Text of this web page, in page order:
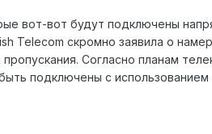
вот-вот будут подключены
Telecom скромно заявила о
Согласно планам
подключены с использованием